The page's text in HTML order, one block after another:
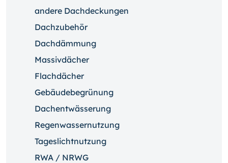
andere Dachdeckungen
Dachzubehör
Dachdämmung
Massivdächer
Flachdächer
Gebäudebegrünung
Dachentwässerung
Regenwassernutzung
Tageslichtnutzung
RWA / NRWG